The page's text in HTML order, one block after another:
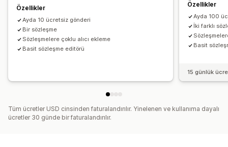
Özellikler
Ayda 10 ücretsiz gönderi
Bir sözleşme
Sözleşmelere çoklu alıcı ekleme
Basit sözleşme editörü
Özellikler
Ayda 100
İki farklı
Basit
15 günlük
Tüm ücretler USD cinsinden faturalandırılır. Yinelenen ve kullanıma dayalı
ücretler 30 günde bir faturalandırılır.